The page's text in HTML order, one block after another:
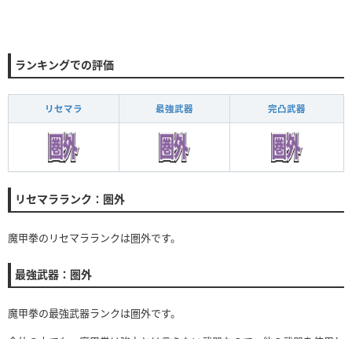
ランキングでの評価
リセマラ 最強武器 完凸武器
リセマラランク：圏外
魔甲拳のリセマラランクは圏外です。
最強武器：圏外
魔甲拳の最強武器ランクは圏外です。